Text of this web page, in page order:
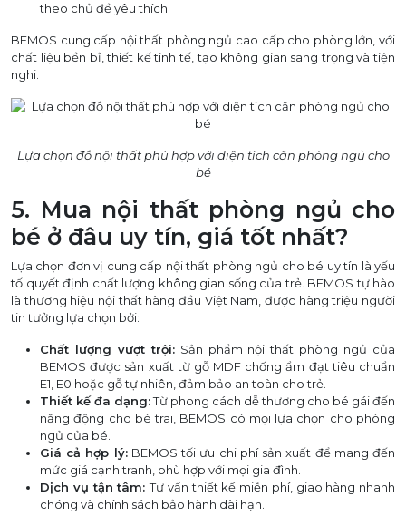
theo chủ đề yêu thích.
BEMOS cung cấp nội thất phòng ngủ cao cấp cho phòng lớn, với
chất liệu bền bỉ, thiết kế tinh tế, tạo không gian sang trọng và tiện
nghi.
Lựa chọn đồ nội thất phù hợp với diện tích căn phòng ngủ cho
bé
5. Mua nội thất phòng ngủ cho
bé ở đâu uy tín, giá tốt nhất?
Lựa chọn đơn vị cung cấp nội thất phòng ngủ cho bé uy tín là yếu
tố quyết định chất lượng không gian sống của trẻ. BEMOS tự hào
là thương hiệu nội thất hàng đầu Việt Nam, được hàng triệu người
tin tưởng lựa chọn bởi:
Chất lượng vượt trội:Sản phẩm nội thất phòng ngủ của
BEMOS được sản xuất từ gỗ MDF chống ẩm đạt tiêu chuẩn
E1, E0 hoặc gỗ tự nhiên, đảm bảo an toàn cho trẻ.
Thiết kế đa dạng:Từ phong cách dễ thương cho bé gái đến
năng động cho bé trai, BEMOS có mọi lựa chọn cho phòng
ngủ của bé.
Giá cả hợp lý:BEMOS tối ưu chi phí sản xuất để mang đến
mức giá cạnh tranh, phù hợp với mọi gia đình.
Dịch vụ tận tâm:Tư vấn thiết kế miễn phí, giao hàng nhanh
chóng và chính sách bảo hành dài hạn.